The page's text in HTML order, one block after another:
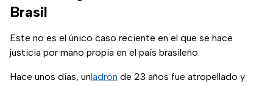
Brasil
Este no es el único caso reciente en el que se hace
justicia por mano propia en el país brasileño.
Hace unos días, unladrón de 23 años fue atropellado y